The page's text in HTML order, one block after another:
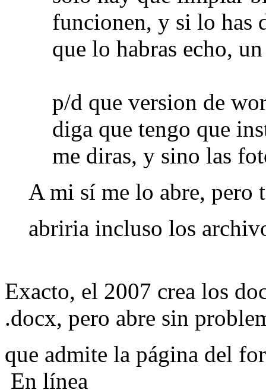
funcionen, y si lo has
que lo habras echo,
p/d que version de
diga que tengo que
me diras, y sino las
A mi sí me lo abre, pero
abriria incluso los
Exacto, el 2007 crea los
.docx, pero abre sin
que admite la página del
En línea